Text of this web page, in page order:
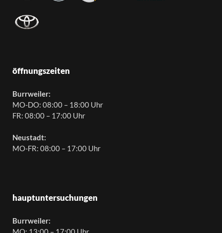
öffnungszeiten
Burrweiler:
MO-DO: 08:00 – 18:00 Uhr
FR: 08:00 – 17:00 Uhr
Neustadt:
MO-FR: 08:00 – 17:00 Uhr
hauptuntersuchungen
Burrweiler: